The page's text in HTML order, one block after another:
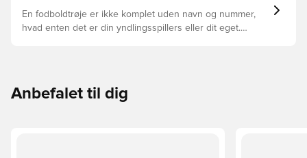
En fodboldtrøje er ikke komplet uden navn og nummer,
hvad enten det er din yndlingsspillers eller dit eget.
Anbefalet til dig